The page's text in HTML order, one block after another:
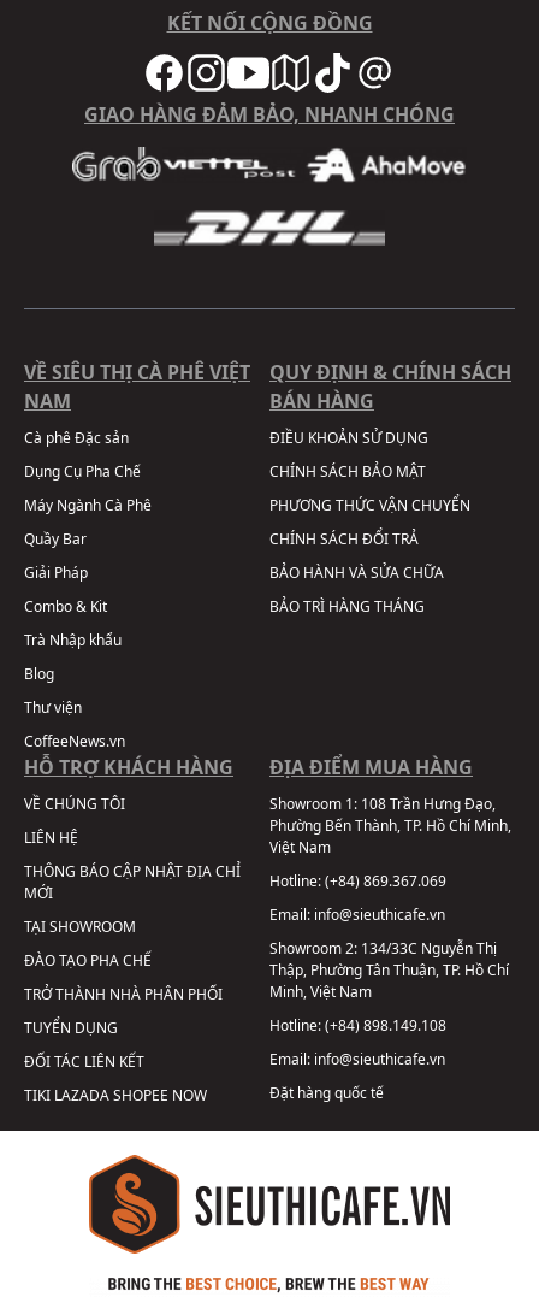
KẾT NỐI CỘNG ĐỒNG
GIAO HÀNG ĐẢM BẢO, NHANH CHÓNG
VỀ SIÊU THỊ CÀ PHÊ VIỆT
NAM
Cà phê Đặc sản
Dụng Cụ Pha Chế
Máy Ngành Cà Phê
Quầy Bar
Giải Pháp
Combo & Kit
Trà Nhập khẩu
Blog
Thư viện
CoffeeNews.vn
QUY ĐỊNH & CHÍNH SÁCH
BÁN HÀNG
ĐIỀU KHOẢN SỬ DỤNG
CHÍNH SÁCH BẢO MẬT
PHƯƠNG THỨC VẬN CHUYỂN
CHÍNH SÁCH ĐỔI TRẢ
BẢO HÀNH VÀ SỬA CHỮA
BẢO TRÌ HÀNG THÁNG
HỖ TRỢ KHÁCH HÀNG
VỀ CHÚNG TÔI
LIÊN HỆ
THÔNG BÁO CẬP NHẬT ĐỊA CHỈ
MỚI
TẠI SHOWROOM
ĐÀO TẠO PHA CHẾ
TRỞ THÀNH NHÀ PHÂN PHỐI
TUYỂN DỤNG
ĐỐI TÁC LIÊN KẾT
TIKI LAZADASHOPEE NOW
ĐỊA ĐIỂM MUA HÀNG
Showroom 1: 108 Trần Hưng Đạo,
Phường Bến Thành, TP. Hồ Chí Minh,
Việt Nam
Hotline:(+84) 869.367.069
Email: info@sieuthicafe.vn
Showroom 2: 134/33C Nguyễn Thị
Thập, Phường Tân Thuận, TP. Hồ Chí
Minh, Việt Nam
Hotline:(+84) 898.149.108
Email: info@sieuthicafe.vn
Đặt hàng quốc tế